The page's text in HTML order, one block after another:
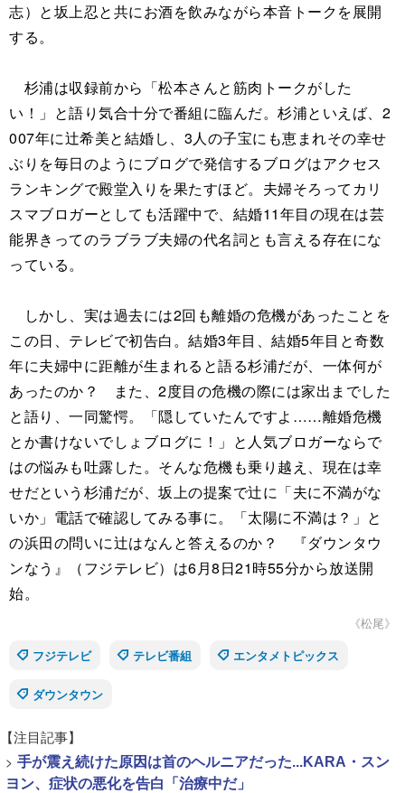
志）と坂上忍と共にお酒を飲みながら本音トークを展開
する。
杉浦は収録前から「松本さんと筋肉トークがした
い！」と語り気合十分で番組に臨んだ。杉浦といえば、2
007年に辻希美と結婚し、3人の子宝にも恵まれその幸せ
ぶりを毎日のようにブログで発信するブログはアクセス
ランキングで殿堂入りを果たすほど。夫婦そろってカリ
スマブロガーとしても活躍中で、結婚11年目の現在は芸
能界きってのラブラブ夫婦の代名詞とも言える存在にな
っている。
しかし、実は過去には2回も離婚の危機があったことを
この日、テレビで初告白。結婚3年目、結婚5年目と奇数
年に夫婦中に距離が生まれると語る杉浦だが、一体何が
あったのか？ また、2度目の危機の際には家出までした
と語り、一同驚愕。「隠していたんですよ……離婚危機
とか書けないでしょブログに！」と人気ブロガーならで
はの悩みも吐露した。そんな危機も乗り越え、現在は幸
せだという杉浦だが、坂上の提案で辻に「夫に不満がな
いか」電話で確認してみる事に。「太陽に不満は？」と
の浜田の問いに辻はなんと答えるのか？ 『ダウンタウ
ンなう』（フジテレビ）は6月8日21時55分から放送開
始。
《松尾》
フジテレビ
テレビ番組 エンタメトピックス
ダウンタウン
【注目記事】
> 手が震え続けた原因は首のヘルニアだった...KARA・スン
ヨン、症状の悪化を告白「治療中だ」